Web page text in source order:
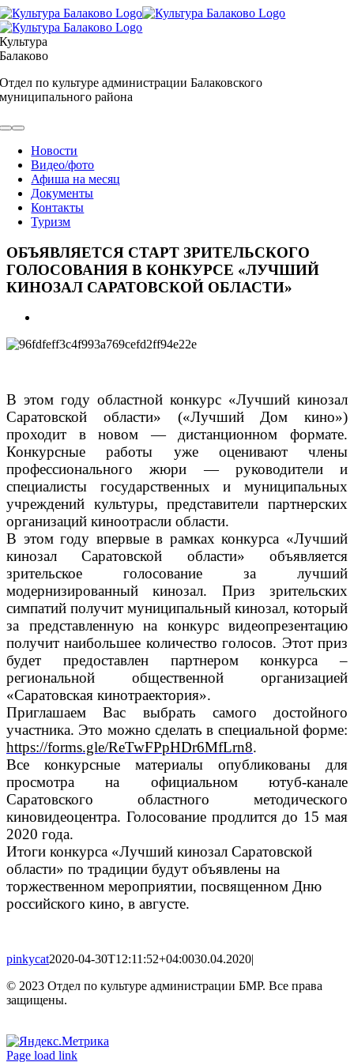
Skip
to
content
Культура
Балаково
Отдел по культуре администрации Балаковского
муниципального района
Toggle
NavigationНовости
Видео/фото
Афиша на месяц
Документы
Контакты
Туризм
ОБЪЯВЛЯЕТСЯ СТАРТ ЗРИТЕЛЬСКОГО
ГОЛОСОВАНИЯ В КОНКУРСЕ «ЛУЧШИЙ
КИНОЗАЛ САРАТОВСКОЙ ОБЛАСТИ»
Image
В этом году областной конкурс «Лучший кинозал
Саратовской области» («Лучший Дом кино»)
проходит в новом — дистанционном формате.
Конкурсные работы уже оценивают члены
профессионального жюри — руководители и
специалисты государственных и муниципальных
учреждений культуры, представители партнерских
организаций киноотрасли области.
В этом году впервые в рамках конкурса «Лучший
кинозал Саратовской области» объявляется
зрительское голосование за лучший
модернизированный кинозал. Приз зрительских
симпатий получит муниципальный кинозал, который
за представленную на конкурс видеопрезентацию
получит наибольшее количество голосов. Этот приз
будет предоставлен партнером конкурса –
региональной общественной организацией
«Саратовская кинотраектория».
Приглашаем Вас выбрать самого достойного
участника. Это можно сделать в специальной форме:
https://forms.gle/ReTwFPpHDr6MfLrn8.
Все конкурсные материалы опубликованы для
просмотра на официальном ютуб-канале
Саратовского областного методического
киновидеоцентра. Голосование продлится до 15 мая
2020 года.
Итоги конкурса «Лучший кинозал Саратовской
области» по традиции будут объявлены на
торжественном мероприятии, посвященном Дню
российского кино, в августе.
pinkycat2020-04-30T12:11:52+04:0030.04.2020|
© 2023 Отдел по культуре администрации БМР. Все права
защищены.
Вконтакте
Одноклассники
Page load link